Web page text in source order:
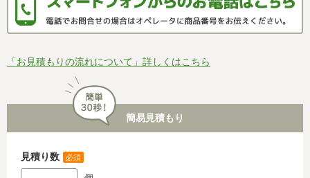
「お見積もりの流れについて」詳しくはこちら
簡易見積もり
見積り数 必須